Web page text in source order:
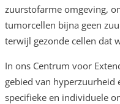
zuurstofarme omgeving,
tumorcellen bijna geen
terwijl gezonde cellen dat
In ons Centrum voor
gebied van hyperzuurheid
specifieke en individuele